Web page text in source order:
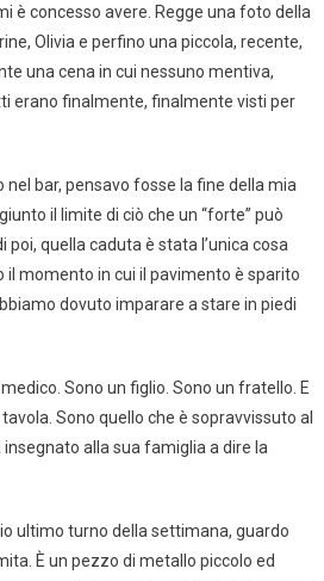
è concesso avere. Regge una foto della
Olivia e perfino una piccola, recente,
una cena in cui nessuno mentiva,
erano finalmente, finalmente visti per
nel bar, pensavo fosse la fine della mia
il limite di ciò che un “forte” può
poi, quella caduta è stata l’unica cosa
il momento in cui il pavimento è sparito
dovuto imparare a stare in piedi
Sono un figlio. Sono un fratello. E
Sono quello che è sopravvissuto al
alla sua famiglia a dire la
ultimo turno della settimana, guardo
È un pezzo di metallo piccolo ed